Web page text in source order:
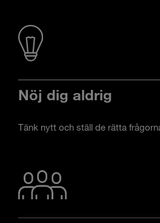
Nöj dig aldrig
Tänk nytt och ställ de rätta